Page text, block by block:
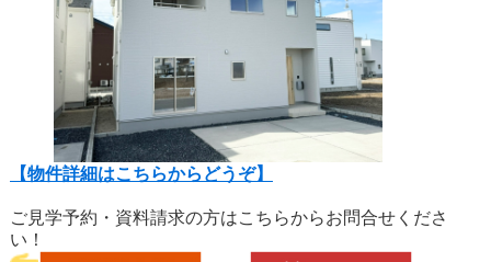
【物件詳細はこちらからどうぞ】
ご見学予約・資料請求の方はこちらからお問合せくださ
い！